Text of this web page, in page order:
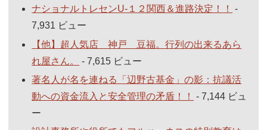
ナショナルトレセンU-１２関西＆進路決定！！
-
7,931 ビュー
【他】超人気店 神戸 豆福。行列の出来るあら
れ屋さん。
- 7,615 ビュー
著名人が名を連ねる「辺野古基金」の影：抗議活
動への資金流入と安全管理の矛盾！！
- 7,144 ビュ
ー